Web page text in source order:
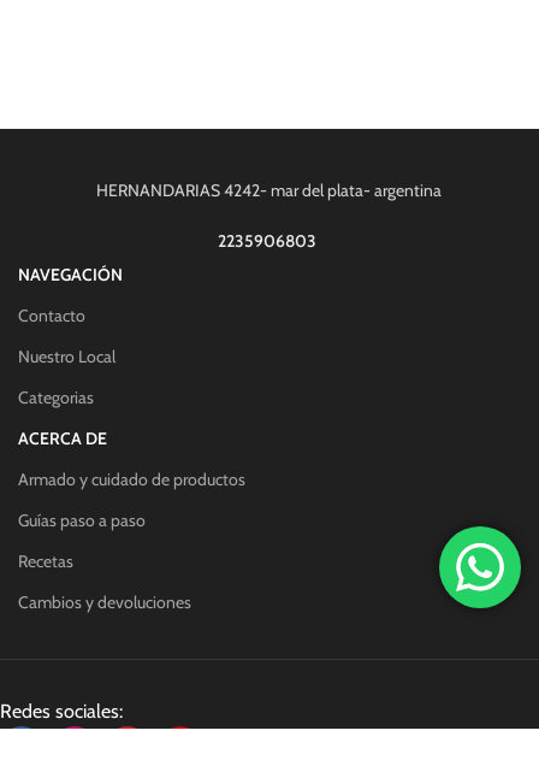
HERNANDARIAS 4242- mar del plata- argentina
2235906803
NAVEGACIÓN
Contacto
Nuestro Local
Categorias
ACERCA DE
Armado y cuidado de productos
Guías paso a paso
Recetas
Cambios y devoluciones
Redes sociales: